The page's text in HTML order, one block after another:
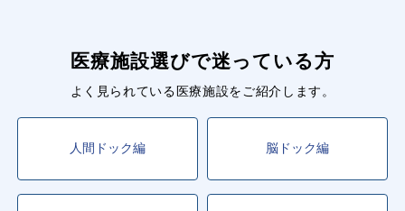
■JR吉備線
■JR津山線
■東山線
医療施設選びで迷っている方
よく見られている医療施設をご紹介します。
人間ドック編 脳ドック編